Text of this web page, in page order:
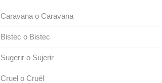
Caravana o Caravana
Bistec o Bistec
Sugerir o Sujerir
Cruel o Cruél